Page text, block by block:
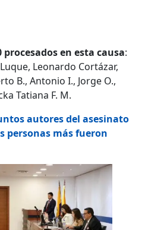
procesados en esta causa:
Leonardo Cortázar,
B., Antonio I., Jorge O.,
Tatiana F. M.
autores del asesinato
personas más fueron